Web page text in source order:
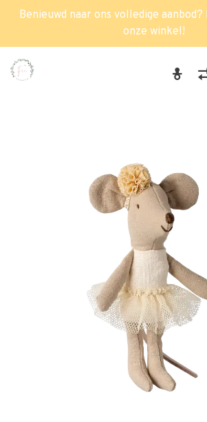
Benieuwd naar ons volledige aanbod?
onze winkel!